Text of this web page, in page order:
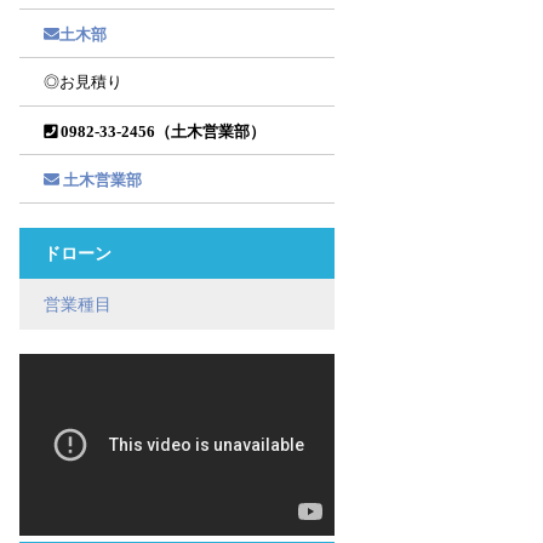
土木部
◎お見積り
0982-33-2456（土木営業部）
土木営業部
ドローン
営業種目